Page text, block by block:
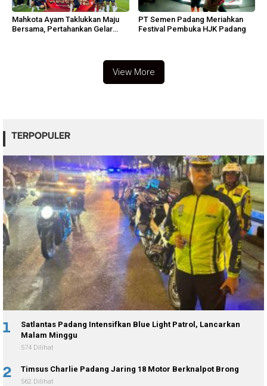
Mahkota Ayam Taklukkan Maju
Bersama, Pertahankan Gelar
PT Semen Padang Meriahkan
Festival Pembuka HJK Padang
View More
TERPOPULER
1
Satlantas Padang Intensifkan Blue Light Patrol, Lancarkan
Malam Minggu
574 Dilihat
2 Timsus Charlie Padang Jaring 18 Motor Berknalpot Brong
562 Dilihat